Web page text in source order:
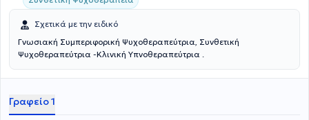
Σχετικά με την ειδικό
Γνωσιακή Συμπεριφορική Ψυχοθεραπεύτρια, Συνθετική
Ψυχοθεραπεύτρια -Κλινική Υπνοθεραπεύτρια .
Γραφείο 1